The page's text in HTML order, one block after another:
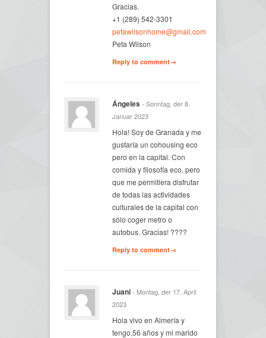
Gracias.
+1 (289) 542-3301
petawilsonhome@gmail.com
Peta Wilson
Reply to comment→
Ángeles - Sonntag, der 8.
Januar 2023
Hola! Soy de Granada y me
gustaría un cohousing eco
pero en la capital. Con
comida y filosofía eco, pero
que me permitiera disfrutar
de todas las actividades
culturales de la capital con
sólo coger metro o
autobus. Gracias! ????
Reply to comment→
Juani- Montag, der 17. April
2023
Hola vivo en Almería y
tengo,56 años y mi marido